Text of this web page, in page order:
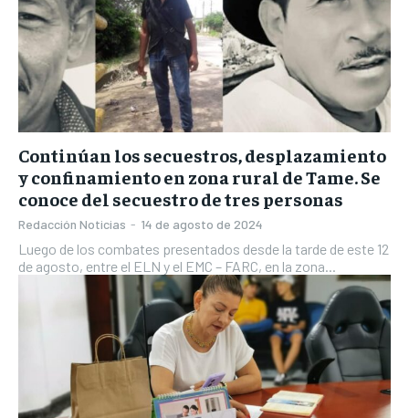
Continúan los secuestros, desplazamiento
y confinamiento en zona rural de Tame. Se
conoce del secuestro de tres personas
Redacción Noticias - 14 de agosto de 2024
Luego de los combates presentados desde la tarde de este 12
de agosto, entre el ELN y el EMC – FARC, en la zona...